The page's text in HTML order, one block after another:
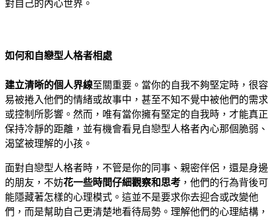
對自己的內心世界。
如何和自戀型人格者相處
建立清晰的個人界線至關重要。當你的自我不夠堅定時，很容
易被捲入他們的情緒或故事中，甚至不知不覺中被他們的需求
或控制所影響。然而，唯有當你擁有堅定的自我時，才能真正
保持冷靜的距離，並有機會看見自戀型人格者內心那個脆弱、
渴望被理解的小孩。
面對自戀型人格者時，不管是你的同事、親密伴侶，還是身邊
的朋友，不妨花一些時間仔細觀察和思考 ，他們的行為背後可
能隱藏著怎樣的心理模式。這並不是要求你去迎合或改變他
們，而是幫助自己更清楚地看待局勢。理解他們的心理結構，